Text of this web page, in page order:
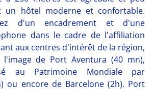
un hôtel moderne et confortable.
d'un encadrement et d'une
dans le cadre de l'affiliation
aux centres d'intérêt de la région,
de Port Aventura (40 mn),
au Patrimoine Mondiale par
ou encore de Barcelone (2h). Port